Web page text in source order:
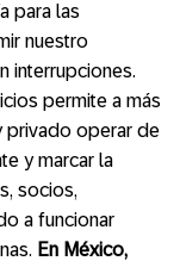
para las
nuestro
interrupciones.
permite a más
privado operar de
y marcar la
socios,
a funcionar
En México,